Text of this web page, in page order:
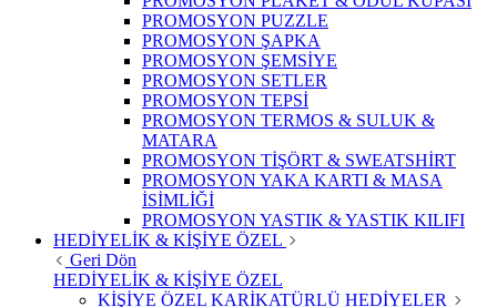
PROMOSYON PUZZLE
PROMOSYON ŞAPKA
PROMOSYON ŞEMSİYE
PROMOSYON SETLER
PROMOSYON TEPSİ
PROMOSYON TERMOS & SULUK &
MATARA
PROMOSYON TİŞÖRT & SWEATSHİRT
PROMOSYON YAKA KARTI & MASA
İSİMLİĞİ
PROMOSYON YASTIK & YASTIK KILIFI
HEDİYELİK & KİŞİYE ÖZEL
Geri Dön
HEDİYELİK & KİŞİYE ÖZEL
KİŞİYE ÖZEL KARİKATÜRLÜ HEDİYELER